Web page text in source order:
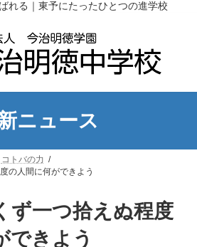
れる｜東予にたったひとつの進学校
ニュース
コトバの力
の人間に何ができよう
ず一つ拾えぬ程度
できよう